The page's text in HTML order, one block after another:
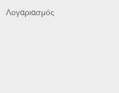
Λογαριασμός